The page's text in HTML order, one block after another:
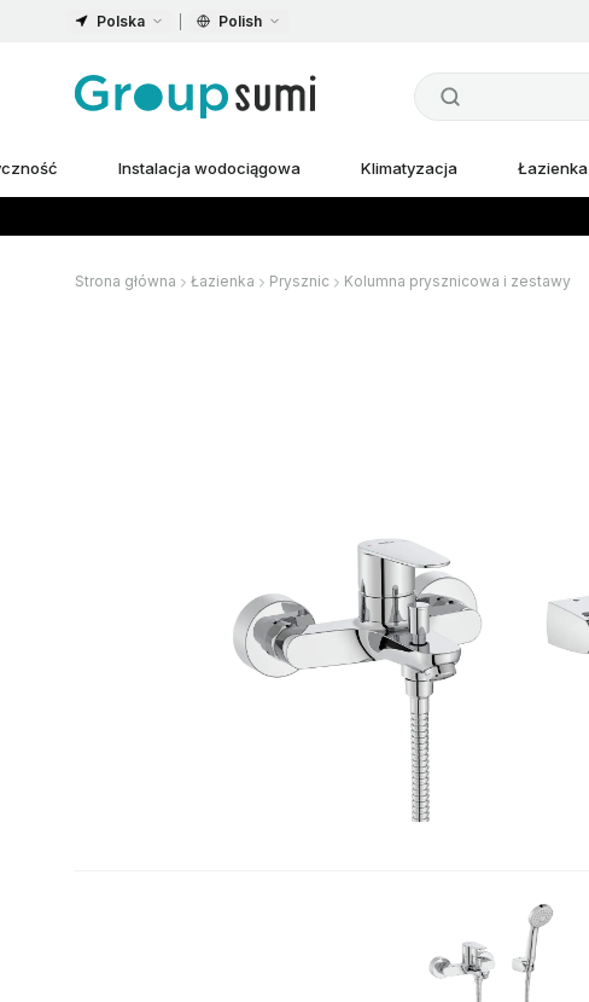
Polska Polish
Instalacja wodociągowa Klimatyzacja Łazienka
Strona główna Łazienka Prysznic Kolumna prysznicowa i zestawy